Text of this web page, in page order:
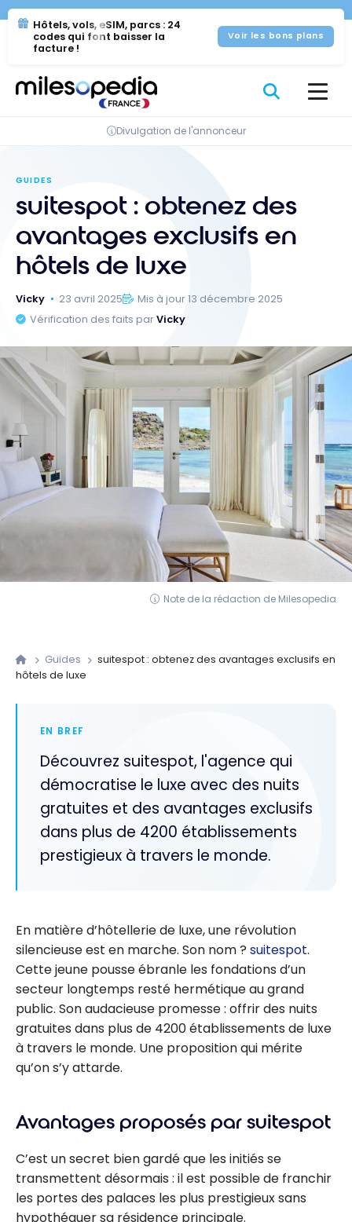
Panneau de gestion des cookies
Se
rendreHôtels, vols, eSIM, parcs : 24
codes qui font baisser la
facture !
Voir les bons plans
Divulgation de l'annonceur
GUIDES
suitespot : obtenez des
avantages exclusifs en
hôtels de luxe
Vicky 23 avril 2025
Mis à jour 13 décembre 2025
Vérification des faits parVicky
Note de la rédaction de Milesopedia
Guides
suitespot : obtenez des avantages exclusifs en
hôtels de luxe
EN BREF
Découvrez suitespot, l'agence qui
démocratise le luxe avec des nuits
gratuites et des avantages exclusifs
dans plus de 4200 établissements
prestigieux à travers le monde.
En matière d’hôtellerie de luxe, une révolution
silencieuse est en marche. Son nom ? suitespot.
Cette jeune pousse ébranle les fondations d’un
secteur longtemps resté hermétique au grand
public. Son audacieuse promesse : offrir des nuits
gratuites dans plus de 4200 établissements de luxe
à travers le monde. Une proposition qui mérite
qu’on s’y attarde.
Avantages proposés par suitespot
C’est un secret bien gardé que les initiés se
transmettent désormais : il est possible de franchir
les portes des palaces les plus prestigieux sans
hypothéquer sa résidence principale.